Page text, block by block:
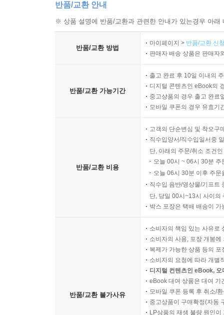
반품/교환 안내
※ 상품 설명에 반품/교환과 관련한 안내가 있는경우 아
반품/교환 방법
마이페이지 > 반품/교환 신
판매자 배송 상품은 판매자
반품/교환 가능기간
출고 완료 후 10일 이내의
디지털 콘텐츠인 eBook의
중고상품의 경우 출고 완료
모바일 쿠폰의 경우 유효기
반품/교환 비용
고객의 단순변심 및 착오구
직수입양서/직수입일서중
단, 아래의 주문/취소 조건
오늘 00시 ~ 06시 30분
오늘 06시 30분 이후 주
직수입 음반/영상물/기프트
단, 당일 00시~13시 사이의
박스 포장은 택배 배송이
반품/교환 불가사유
소비자의 책임 있는 사유로
소비자의 사용, 포장 개봉
복제가 가능한 상품 등의
소비자의 요청에 따라 개별
디지털 컨텐츠인 eBook,
eBook 대여 상품은 대여 기
모바일 쿠폰 등록 후 취소/
중고상품이 구매확정(자동
LP상품의 재생 불량 원인